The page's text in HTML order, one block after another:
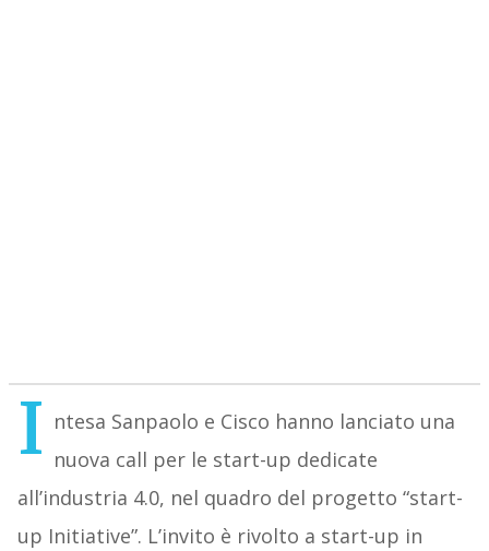
I ntesa Sanpaolo e Cisco hanno lanciato una
nuova call per le start-up dedicate
all’industria 4.0, nel quadro del progetto “start-
up Initiative”. L’invito è rivolto a start-up in